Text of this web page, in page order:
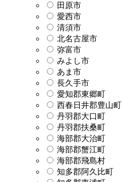
田原市
愛西市
清須市
北名古屋市
弥富市
みよし市
あま市
長久手市
愛知郡東郷町
西春日井郡豊山町
丹羽郡大口町
丹羽郡扶桑町
海部郡大治町
海部郡蟹江町
海部郡飛島村
知多郡阿久比町